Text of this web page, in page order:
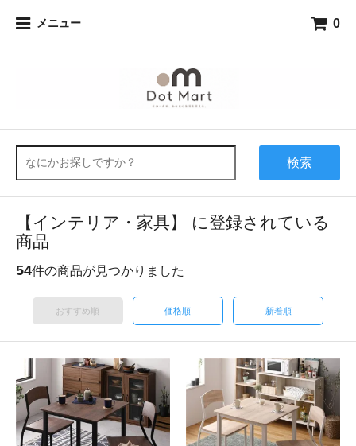
メニュー 0
検索
【インテリア・家具】 に登録されている
商品
54件の商品が見つかりました
おすすめ順 価格順 新着順